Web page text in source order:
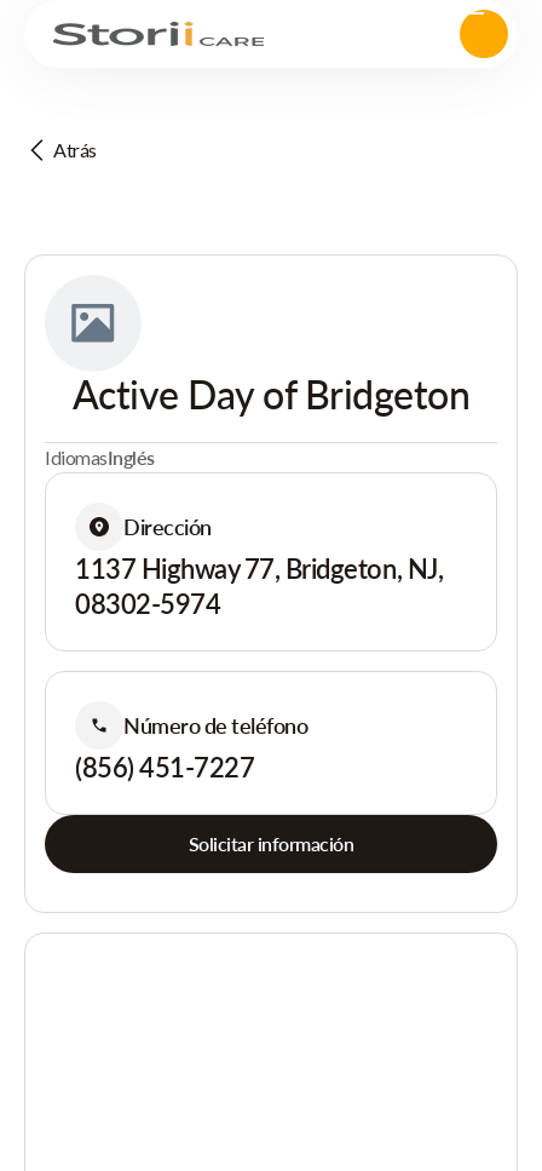
Atrás
Active Day of Bridgeton
IdiomasInglés
Dirección
1137 Highway 77, Bridgeton, NJ,
08302-5974
Número de teléfono
(856) 451-7227
Solicitar información